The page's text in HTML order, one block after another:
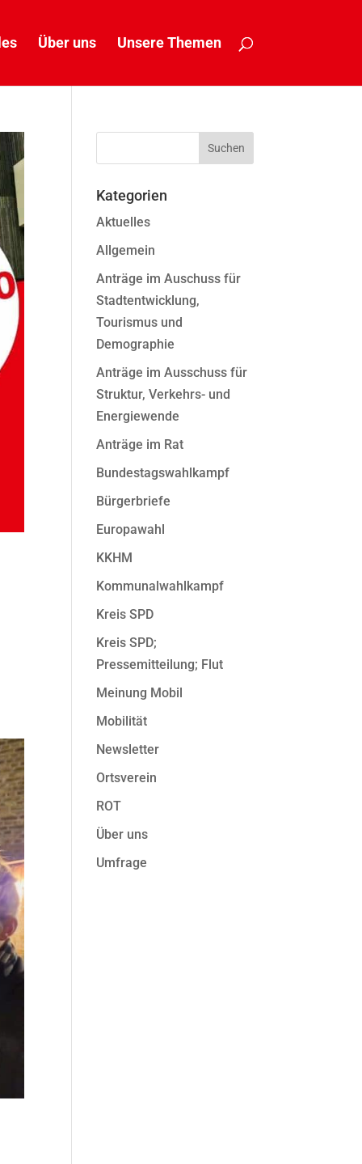
Über uns Unsere Themen
Kategorien
Aktuelles
Allgemein
Anträge im Auschuss für
Stadtentwicklung,
Tourismus und
Demographie
Anträge im Ausschuss für
Struktur, Verkehrs- und
Energiewende
Anträge im Rat
Bundestagswahlkampf
Bürgerbriefe
Europawahl
KKHM
Kommunalwahlkampf
Kreis SPD
Kreis SPD;
Pressemitteilung; Flut
Meinung Mobil
Mobilität
Newsletter
Ortsverein
ROT
Über uns
Umfrage